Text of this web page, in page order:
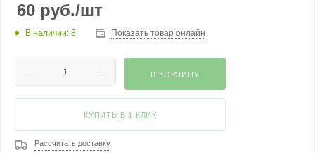
60 руб./шт
В наличии: 8 Показать товар онлайн
В КОРЗИНУ
КУПИТЬ В 1 КЛИК
Рассчитать доставку